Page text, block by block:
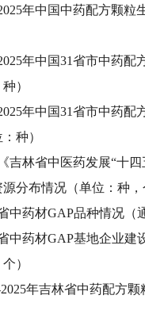
年中国中药配方颗粒
年中国31省市中药配
）
年中国31省市中药配
种）
吉林省中医药发展“十
分布情况（单位：种，
中药材GAP品种情况（
中药材GAP基地企业建
）
2025年吉林省中药配方